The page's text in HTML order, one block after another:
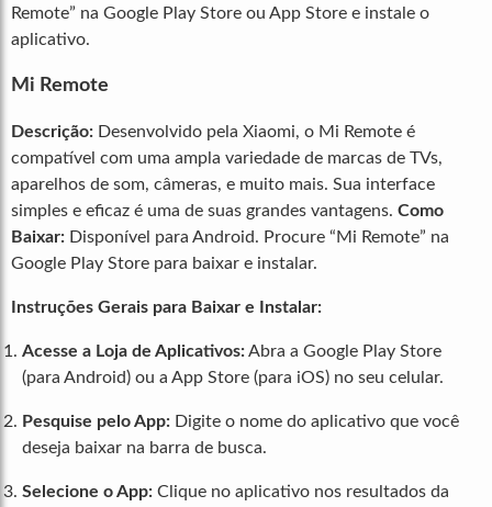
Remote” na Google Play Store ou App Store e instale o
aplicativo.
Mi Remote
Descrição: Desenvolvido pela Xiaomi, o Mi Remote é
compatível com uma ampla variedade de marcas de TVs,
aparelhos de som, câmeras, e muito mais. Sua interface
simples e eficaz é uma de suas grandes vantagens. Como
Baixar: Disponível para Android. Procure “Mi Remote” na
Google Play Store para baixar e instalar.
Instruções Gerais para Baixar e Instalar:
Acesse a Loja de Aplicativos:Abra a Google Play Store
(para Android) ou a App Store (para iOS) no seu celular.
Pesquise pelo App: Digite o nome do aplicativo que você
deseja baixar na barra de busca.
Selecione o App: Clique no aplicativo nos resultados da